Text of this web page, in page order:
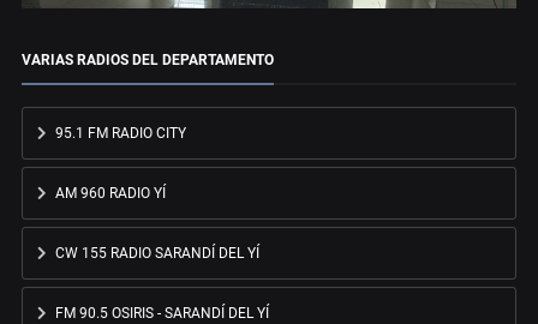
VARIAS RADIOS DEL DEPARTAMENTO
95.1 FM RADIO CITY
AM 960 RADIO YÍ
CW 155 RADIO SARANDÍ DEL YÍ
FM 90.5 OSIRIS - SARANDÍ DEL YÍ